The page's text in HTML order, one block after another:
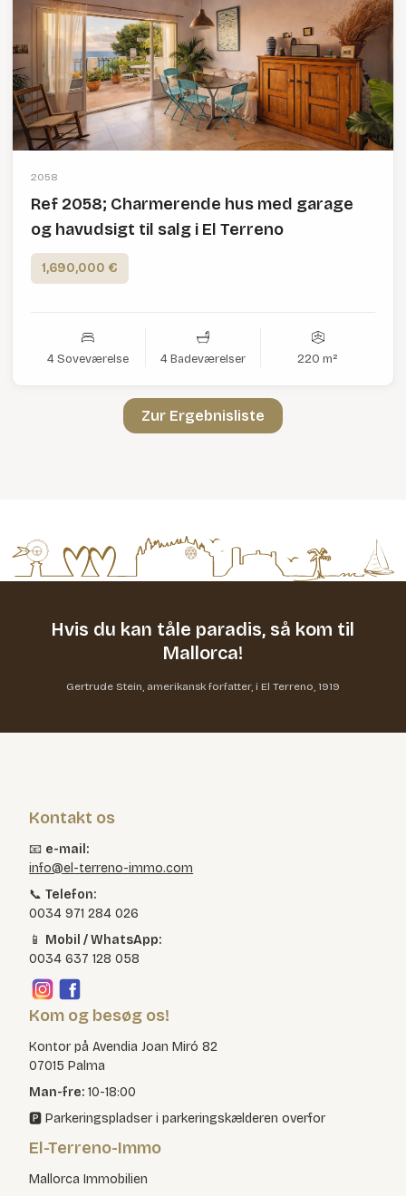
2058
Ref 2058; Charmerende hus med garage
og havudsigt til salg i El Terreno
1,690,000 €
4 Soveværelse 4 Badeværelser 220 m²
Zur Ergebnisliste
Hvis du kan tåle paradis, så kom til
Mallorca!
Gertrude Stein, amerikansk forfatter, i El Terreno, 1919
Kontakt os
📧 e-mail:
info@el-terreno-immo.com
📞Telefon:
0034 971 284 026
📱 Mobil / WhatsApp:
0034 637 128 058
Kom og besøg os!
Kontor på Avendia Joan Miró 82
07015 Palma
Man-fre: 10-18:00
🅿️ Parkeringspladser i parkeringskælderen overfor
El-Terreno-Immo
Mallorca Immobilien